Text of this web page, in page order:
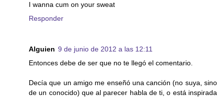
I wanna cum on your sweat
Responder
Alguien 9 de junio de 2012 a las 12:11
Entonces debe de ser que no te llegó el comentario.
Decía que un amigo me enseñó una canción (no suya, sino
de un conocido) que al parecer habla de ti, o está inspirada